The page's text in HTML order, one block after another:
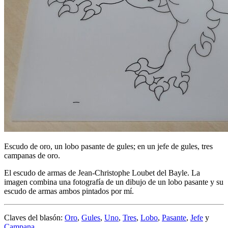
Escudo de oro, un lobo pasante de gules; en un jefe de gules, tres
campanas de oro.
El escudo de armas de Jean-Christophe Loubet del Bayle. La
imagen combina una fotografía de un dibujo de un lobo pasante y su
escudo de armas ambos pintados por mí.
Claves del blasón: Oro, Gules, Uno, Tres, Lobo, Pasante, Jefe y